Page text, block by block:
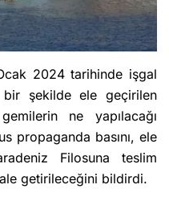
2024 tarihinde işgal
bir şekilde ele geçirilen
ne yapılacağı
propaganda basını, ele
Filosuna teslim
getirileceğini bildirdi.